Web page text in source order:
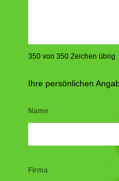
350 von 350 Zeichen übrig
Ihre persönlichen
Name
Firma